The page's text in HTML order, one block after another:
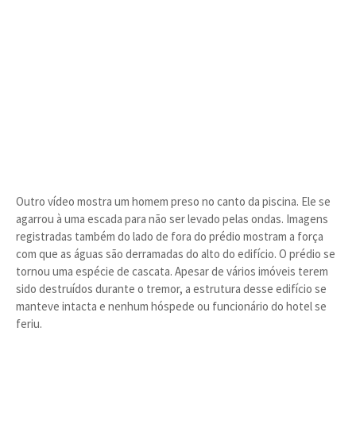
Outro vídeo mostra um homem preso no canto da piscina. Ele se
agarrou à uma escada para não ser levado pelas ondas. Imagens
registradas também do lado de fora do prédio mostram a força
com que as águas são derramadas do alto do edifício. O prédio se
tornou uma espécie de cascata. Apesar de vários imóveis terem
sido destruídos durante o tremor, a estrutura desse edifício se
manteve intacta e nenhum hóspede ou funcionário do hotel se
feriu.